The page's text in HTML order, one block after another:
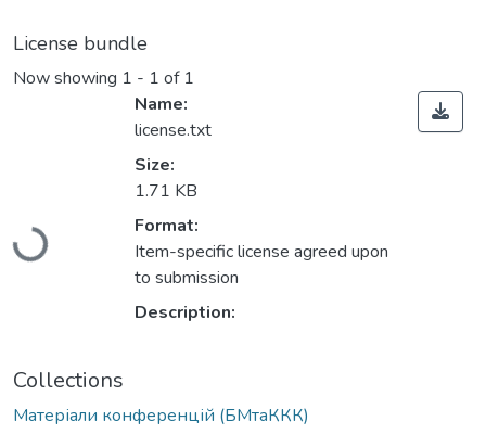
License bundle
Now showing 1 - 1 of 1
Loading...
Name:
license.txt
Size:
1.71 KB
Format:
Item-specific license agreed upon
to submission
Description:
Collections
Матеріали конференцій (БМтаККК)